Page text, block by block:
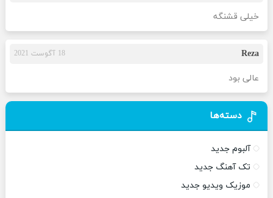
خیلی قشنگه
Reza 18 آگوست 2021
عالی بود
دسته‌ها
آلبوم جدید
تک آهنگ جدید
موزیک ویدیو جدید